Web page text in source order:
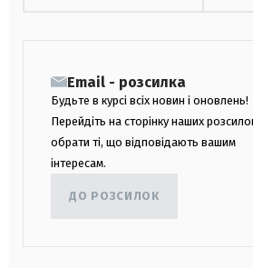
Email - розсилка
Будьте в курсі всіх новин і оновлень!
Перейдіть на сторінку наших
обрати ті, що відповідають вашим
інтересам.
ДО РОЗСИЛОК